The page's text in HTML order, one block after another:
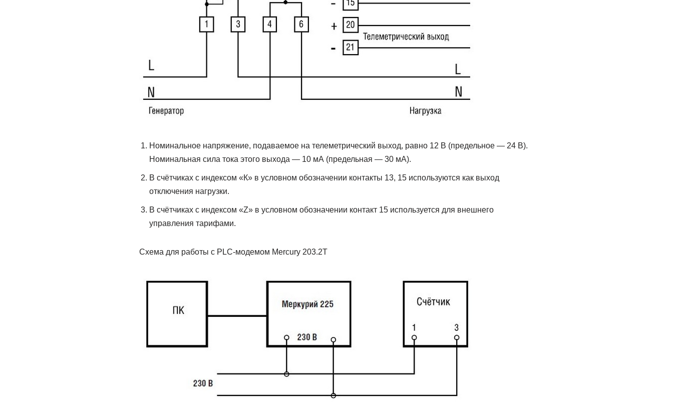
Номинальное напряжение, подаваемое на телеметрический выход, равно 12 В (предельное — 24 В).
Номинальная сила тока этого выхода — 10 мА (предельная — 30 мА).
В счётчиках с индексом «К» в условном обозначении контакты 13, 15 используются как выход
отключения нагрузки.
В счётчиках с индексом «Z» в условном обозначении контакт 15 используется для внешнего
управления тарифами.
Схема для работы с PLC-модемом Mercury 203.2T